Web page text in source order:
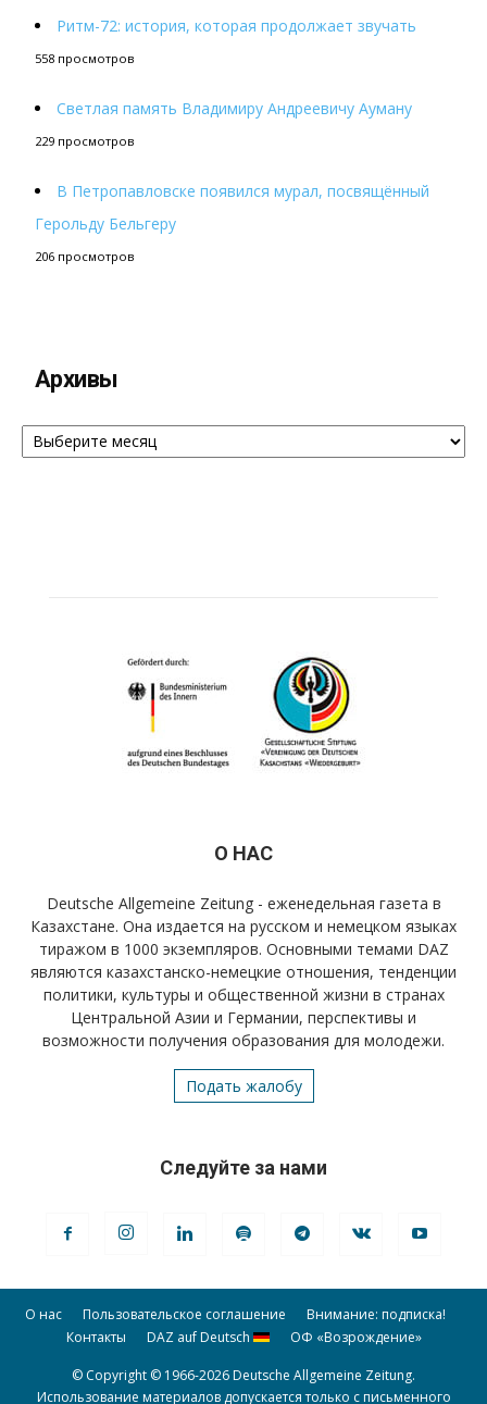
Ритм-72: история, которая продолжает звучать
558 просмотров
Светлая память Владимиру Андреевичу Ауману
229 просмотров
В Петропавловске появился мурал, посвящённый
Герольду Бельгеру
206 просмотров
Архивы
Архивы
О НАС
Deutsche Allgemeine Zeitung - еженедельная газета в
Казахстане. Она издается на русском и немецком языках
тиражом в 1000 экземпляров. Основными темами DAZ
являются казахстанско-немецкие отношения, тенденции
политики, культуры и общественной жизни в странах
Центральной Азии и Германии, перспективы и
возможности получения образования для молодежи.
Подать жалобу
Следуйте за нами
О нас Пользовательское соглашение
Внимание: подписка!
Контакты
DAZ auf Deutsch ОФ «Возрождение»
© Copyright © 1966-2026 Deutsche Allgemeine Zeitung.
Использование материалов допускается только с письменного